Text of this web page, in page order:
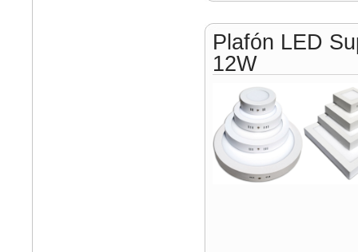
Plafón LED
12W